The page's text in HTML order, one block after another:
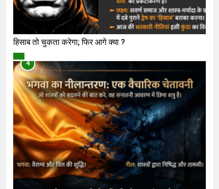
हिसाब तो चुकता करेगा; फिर आगे क्या ?
4